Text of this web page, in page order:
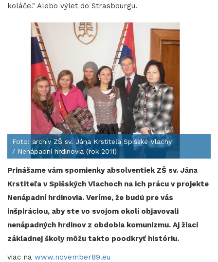
koláče." Alebo výlet do Strasbourgu.
Foto: archív ZŠ sv. Jána Krstiteľa Spišské Vlachy
/ Nenápadní hrdinovia (rok 2011)
Prinášame vám spomienky absolventiek ZŠ sv. Jána
Krstiteľa v Spišských Vlachoch na ich prácu v projekte
Nenápadní hrdinovia. Veríme, že budú pre vás
inšpiráciou, aby ste vo svojom okolí objavovali
nenápadných hrdinov z obdobia komunizmu. Aj žiaci
základnej školy môžu takto poodkryť históriu.
viac na www.november89.eu